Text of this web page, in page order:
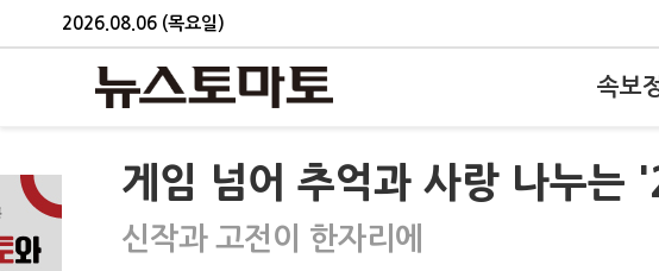
2026.08.06 (목요일)
속보
게임 넘어 추억과 사랑 나누는
신작과 고전이 한자리에